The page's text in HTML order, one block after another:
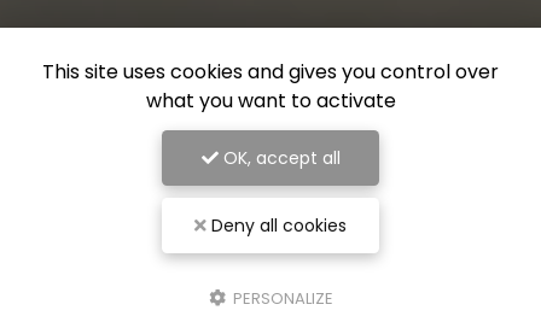
This site uses cookies and gives you control over
what you want to activate
OK, accept all
Deny all cookies
PERSONALIZE